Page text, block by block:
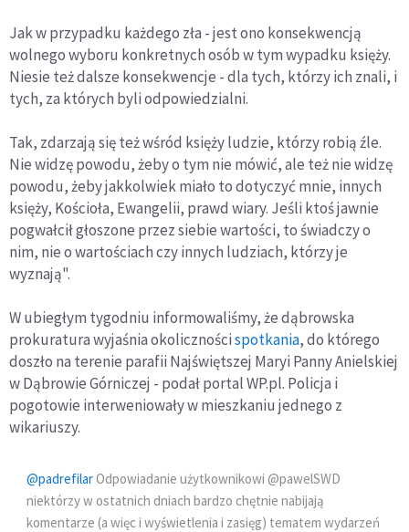
Jak w przypadku każdego zła - jest ono konsekwencją
wolnego wyboru konkretnych osób w tym wypadku księży.
Niesie też dalsze konsekwencje - dla tych, którzy ich znali, i
tych, za których byli odpowiedzialni.
Tak, zdarzają się też wśród księży ludzie, którzy robią źle.
Nie widzę powodu, żeby o tym nie mówić, ale też nie widzę
powodu, żeby jakkolwiek miało to dotyczyć mnie, innych
księży, Kościoła, Ewangelii, prawd wiary. Jeśli ktoś jawnie
pogwałcił głoszone przez siebie wartości, to świadczy o
nim, nie o wartościach czy innych ludziach, którzy je
wyznają".
W ubiegłym tygodniu informowaliśmy, że dąbrowska
prokuratura wyjaśnia okolicznościspotkania, do którego
doszło na terenie parafii Najświętszej Maryi Panny Anielskiej
w Dąbrowie Górniczej - podał portal WP.pl. Policja i
pogotowie interweniowały w mieszkaniu jednego z
wikariuszy.
@padrefilarOdpowiadanie użytkownikowi @pawelSWD
niektórzy w ostatnich dniach bardzo chętnie nabijają
komentarze (a więc i wyświetlenia i zasięg) tematem wydarzeń